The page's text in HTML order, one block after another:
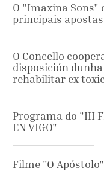
O "Imaxina Sons"
principais
O Concello
disposición
rehabilitar ex
Programa do "III
EN VIGO"
Filme "O Apóstolo"